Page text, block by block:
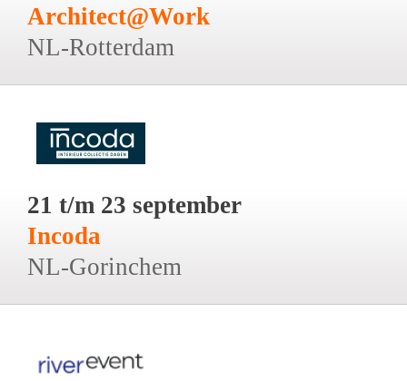
Architect@Work
NL-Rotterdam
21 t/m 23 september
Incoda
NL-Gorinchem